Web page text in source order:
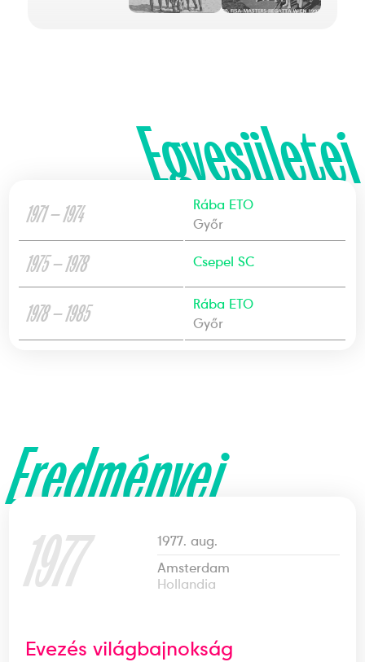
Egyesületei
1971 — 1974
Rába ETO
Győr
1975 — 1978 Csepel SC
1978 — 1985
Rába ETO
Győr
Eredményei
1977
1977. aug.
Amsterdam
Hollandia
Evezés világbajnokság